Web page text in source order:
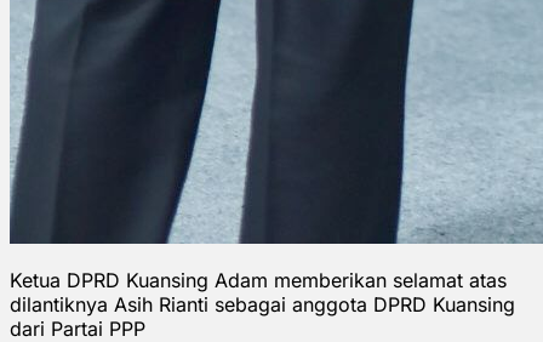
Ketua DPRD Kuansing Adam memberikan selamat atas
dilantiknya Asih Rianti sebagai anggota DPRD Kuansing
dari Partai PPP